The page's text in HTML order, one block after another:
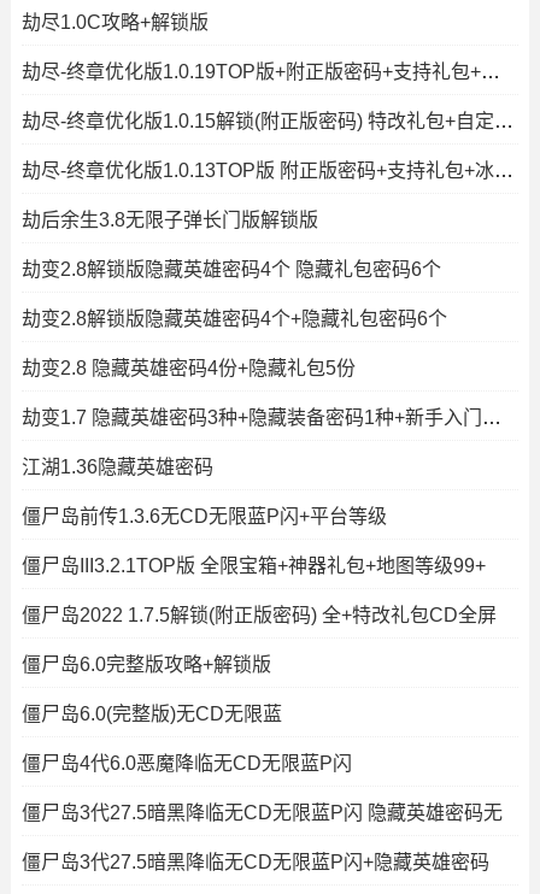
劫尽1.0C攻略+解锁版
劫尽-终章优化版1.0.19TOP版+附正版密码+支持礼包+冰封王冠+秒速复活+
劫尽-终章优化版1.0.15解锁(附正版密码) 特改礼包+自定义停怪CD
劫尽-终章优化版1.0.13TOP版 附正版密码+支持礼包+冰封王冠+秒速复活+
劫后余生3.8无限子弹长门版解锁版
劫变2.8解锁版隐藏英雄密码4个 隐藏礼包密码6个
劫变2.8解锁版隐藏英雄密码4个+隐藏礼包密码6个
劫变2.8 隐藏英雄密码4份+隐藏礼包5份
劫变1.7 隐藏英雄密码3种+隐藏装备密码1种+新手入门攻略+解锁版
江湖1.36隐藏英雄密码
僵尸岛前传1.3.6无CD无限蓝P闪+平台等级
僵尸岛III3.2.1TOP版 全限宝箱+神器礼包+地图等级99+
僵尸岛2022 1.7.5解锁(附正版密码) 全+特改礼包CD全屏
僵尸岛6.0完整版攻略+解锁版
僵尸岛6.0(完整版)无CD无限蓝
僵尸岛4代6.0恶魔降临无CD无限蓝P闪
僵尸岛3代27.5暗黑降临无CD无限蓝P闪 隐藏英雄密码无
僵尸岛3代27.5暗黑降临无CD无限蓝P闪+隐藏英雄密码